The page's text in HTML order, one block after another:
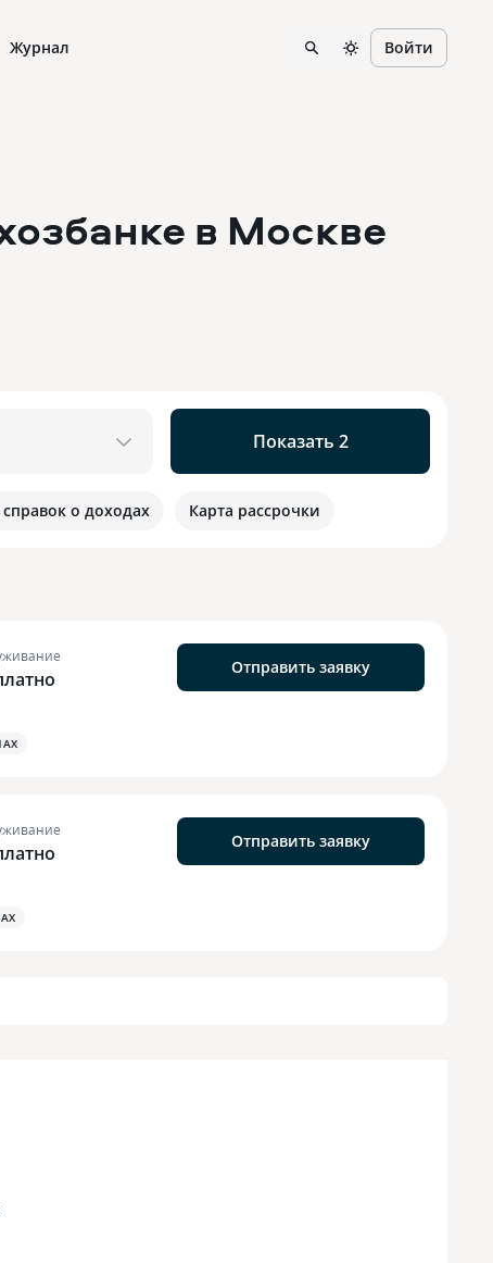
Журнал Войти
в Москве
Показать 2
справок о доходах Карта рассрочки
Отправить заявку
Отправить заявку